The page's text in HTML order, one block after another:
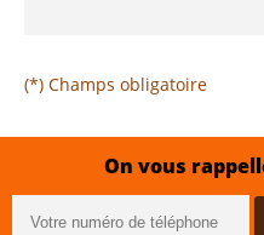
(*) Champs obligatoire
On vous